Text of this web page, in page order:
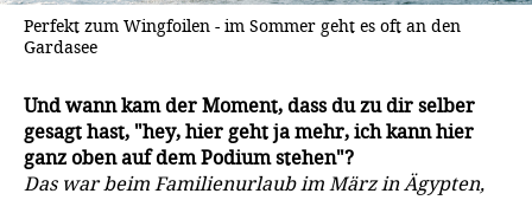
Perfekt zum Wingfoilen - im Sommer geht es oft an den
Gardasee
Und wann kam der Moment, dass du zu dir selber
gesagt hast, "hey, hier geht ja mehr, ich kann hier
ganz oben auf dem Podium stehen"?
Das war beim Familienurlaub im März in Ägypten,